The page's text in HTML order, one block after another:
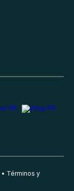
Términos y